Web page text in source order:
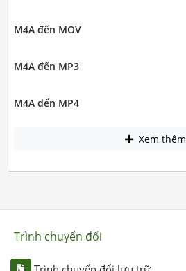
M4A đến MOV
M4A đến MP3
M4A đến MP4
Xem thêm
Trình chuyển đổi